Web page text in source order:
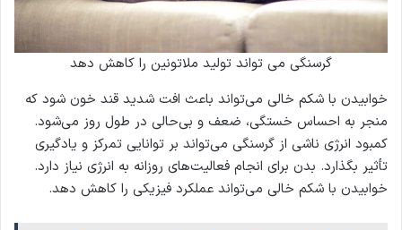
گرسنگی می تواند تولید ملاتونین را کاهش دهد
خوابیدن با شکم خالی می‌تواند باعث افت شدید قند خون شود که
منجر به احساس خستگی، ضعف و بی‌حالی در طول روز می‌شود.
کمبود انرژی ناشی از گرسنگی می‌تواند بر توانایی تمرکز و یادگیری
تأثیر بگذارد. بدن برای انجام فعالیت‌های روزانه به انرژی نیاز دارد.
خوابیدن با شکم خالی می‌تواند عملکرد فیزیکی را کاهش دهد.